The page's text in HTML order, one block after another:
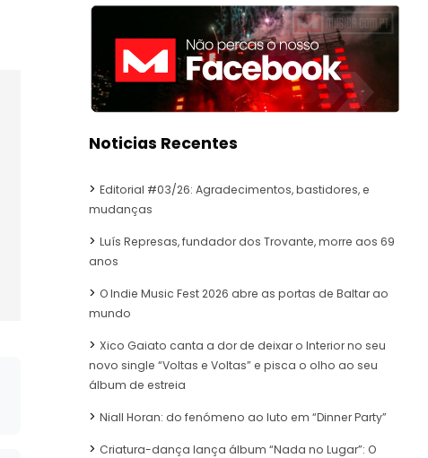
Noticias Recentes
Editorial #03/26: Agradecimentos, bastidores, e
mudanças
Luís Represas, fundador dos Trovante, morre aos 69
anos
O Indie Music Fest 2026 abre as portas de Baltar ao
mundo
Xico Gaiato canta a dor de deixar o Interior no seu
novo single “Voltas e Voltas” e pisca o olho ao seu
álbum de estreia
Niall Horan: do fenómeno ao luto em “Dinner Party”
Criatura-dança lança álbum “Nada no Lugar”: O